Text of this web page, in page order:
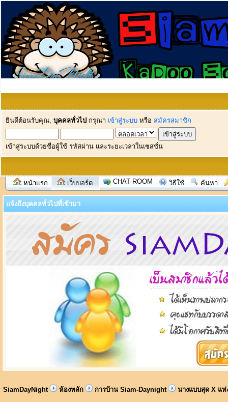
ยินดีต้อนรับคุณ, บุคคลทั่วไป กรุณา เข้าสู่ระบบ หรือ สมัครสมาชิก
เข้าสู่ระบบด้วยชื่อผู้ใช้ รหัสผ่าน และระยะเวลาในเซสชั่น
หน้าแรก เว็บบอร์ด CHAT ROOM วิธีใช้ ค้นหา
แจ้งถึงบุคคลทั่วไปที่เข้ามา
SiamDayNight ห้องหลัก การบ้าน Siam-Daynight นางแบบสุด X แห่